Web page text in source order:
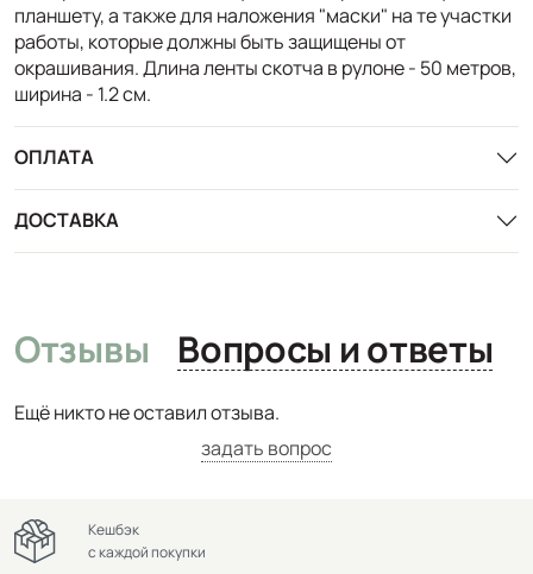
планшету, а также для наложения "маски" на те участки
работы, которые должны быть защищены от
окрашивания. Длина ленты скотча в рулоне - 50 метров,
ширина - 1.2 см.
ОПЛАТА
ДОСТАВКА
Отзывы Вопросы и ответы
Ещё никто не оставил отзыва.
задать вопрос
Кешбэк
с каждой покупки